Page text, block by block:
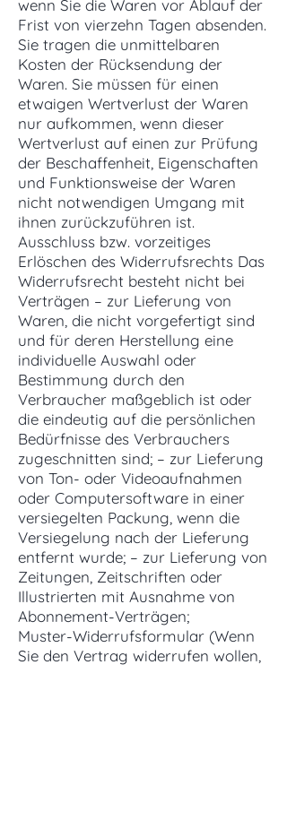
wenn Sie die Waren vor Ablauf der
Frist von vierzehn Tagen absenden.
Sie tragen die unmittelbaren
Kosten der Rücksendung der
Waren. Sie müssen für einen
etwaigen Wertverlust der Waren
nur aufkommen, wenn dieser
Wertverlust auf einen zur Prüfung
der Beschaffenheit, Eigenschaften
und Funktionsweise der Waren
nicht notwendigen Umgang mit
ihnen zurückzuführen ist.
Ausschluss bzw. vorzeitiges
Erlöschen des Widerrufsrechts Das
Widerrufsrecht besteht nicht bei
Verträgen – zur Lieferung von
Waren, die nicht vorgefertigt sind
und für deren Herstellung eine
individuelle Auswahl oder
Bestimmung durch den
Verbraucher maßgeblich ist oder
die eindeutig auf die persönlichen
Bedürfnisse des Verbrauchers
zugeschnitten sind; – zur Lieferung
von Ton- oder Videoaufnahmen
oder Computersoftware in einer
versiegelten Packung, wenn die
Versiegelung nach der Lieferung
entfernt wurde; – zur Lieferung von
Zeitungen, Zeitschriften oder
Illustrierten mit Ausnahme von
Abonnement-Verträgen;
Muster-Widerrufsformular (Wenn
Sie den Vertrag widerrufen wollen,